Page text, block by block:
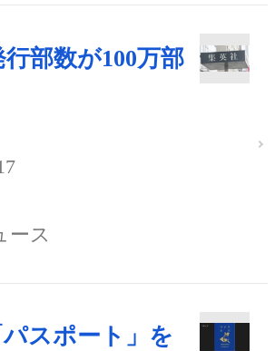
部数が100万部
ース
スポート」を